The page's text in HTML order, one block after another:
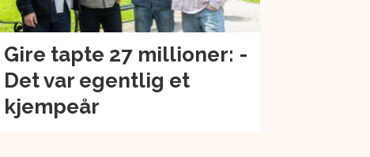
Gire tapte 27 millioner: -
Det var egentlig et
kjempeår